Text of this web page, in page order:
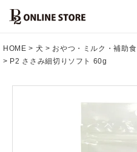
HOME 犬 おやつ・ミルク・補助食
P2 ささみ細切りソフト 60g